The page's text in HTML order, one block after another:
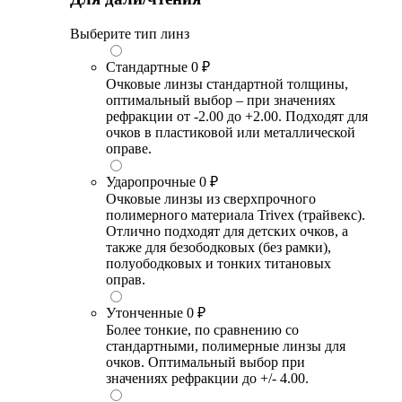
Выберите тип линз
Стандартные 0 ₽
Очковые линзы стандартной толщины,
оптимальный выбор – при значениях
рефракции от -2.00 до +2.00. Подходят для
очков в пластиковой или металлической
оправе.
Ударопрочные 0 ₽
Очковые линзы из сверхпрочного
полимерного материала Trivex (трайвекс).
Отлично подходят для детских очков, а
также для безободковых (без рамки),
полуободковых и тонких титановых
оправ.
Утонченные 0 ₽
Более тонкие, по сравнению со
стандартными, полимерные линзы для
очков. Оптимальный выбор при
значениях рефракции до +/- 4.00.